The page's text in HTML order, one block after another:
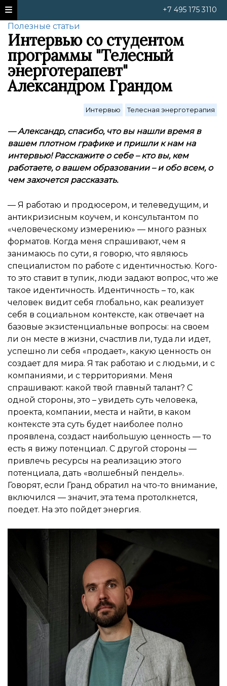
+7 495 175 3110
Полезные статьи
Интервью со студентом
программы "Телесный
энерготерапевт"
Александром Грандом
Интервью Телесная энерготерапия
—Александр, спасибо, что вы нашли время в
вашем плотном графике и пришли к нам на
интервью! Расскажите о себе – кто вы, кем
работаете, о вашем образовании – и обо всем, о
чем захочется рассказать.
— Я работаю и продюсером, и телеведущим, и
антикризисным коучем, и консультантом по
«человеческому измерению» — много разных
форматов. Когда меня спрашивают, чем я
занимаюсь по сути, я говорю, что являюсь
специалистом по работе с идентичностью. Кого-
то это ставит в тупик, люди задают вопрос, что же
такое идентичность. Идентичность – то, как
человек видит себя глобально, как реализует
себя в социальном контексте, как отвечает на
базовые экзистенциальные вопросы: на своем
ли он месте в жизни, счастлив ли, туда ли идет,
успешно ли себя «продает», какую ценность он
создает для мира. Я так работаю и с людьми, и с
компаниями, и с территориями. Меня
спрашивают: какой твой главный талант? С
одной стороны, это – увидеть суть человека,
проекта, компании, места и найти, в каком
контексте эта суть будет наиболее полно
проявлена, создаст наибольшую ценность — то
есть я вижу потенциал. С другой стороны —
привлечь ресурсы на реализацию этого
потенциала, дать «волшебный пендель».
Говорят, если Гранд обратил на что-то внимание,
включился — значит, эта тема протолкнется,
поедет. На это пойдет энергия.